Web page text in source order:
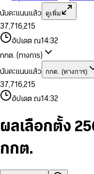
นับคะแนนแล้ว
ดูเพิ่ม
1
2
3
4
5
6
8
9
5
6
7
8
9
,
6
7
8
9
0
1
2
3
4
5
6
7
8
9
5
6
7
8
9
,
1
2
4
5
7
8
9
0
1
3
4
6
7
8
9
3
4
5
7
8
อัปเดต ณ14:32
กกต. (ทางการ)
นับคะแนนแล้ว
กกต. (ทางการ)
0
1
2
3
4
5
7
8
0
1
2
4
5
6
7
8
9
,
0
1
2
4
6
7
8
9
0
1
2
3
5
6
8
9
0
1
3
5
6
7
8
,
1
2
4
6
7
9
0
1
3
5
6
8
9
0
2
3
4
5
7
9
อัปเดต ณ14:32
ผลเลือกตั้ง
กกต.